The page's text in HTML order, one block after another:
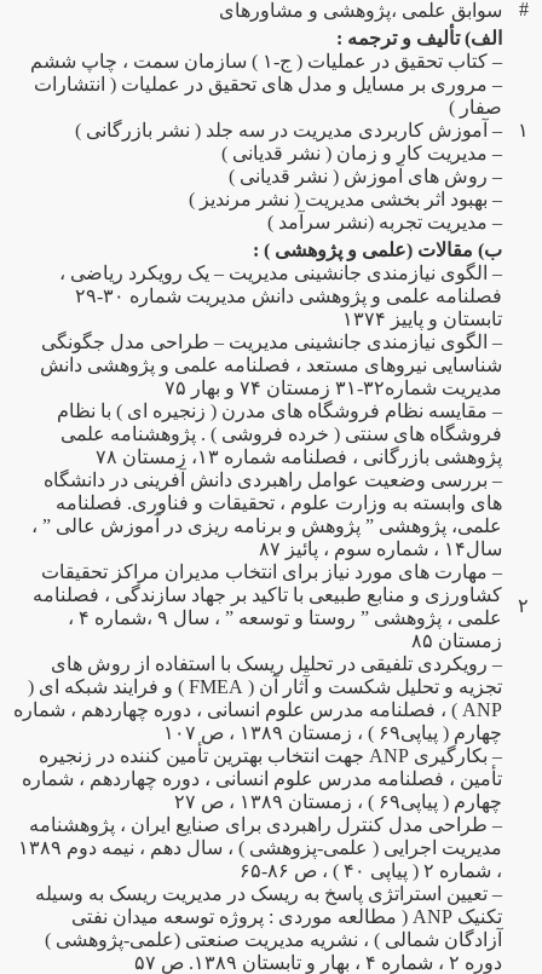
# سوابق علمی ،پژوهشی و مشاورهای
۱
الف) تألیف و ترجمه :
– کتاب تحقیق در عملیات ( ج-۱ ) سازمان سمت ، چاپ ششم
– مروری بر مسایل و مدل های تحقیق در عملیات ( انتشارات
صفار )
– آموزش کاربردی مدیریت در سه جلد ( نشر بازرگانی )
– مدیریت کار و زمان ( نشر قدیانی )
– روش های آموزش ( نشر قدیانی )
– بهبود اثر بخشی مدیریت ( نشر مرندیز )
– مدیریت تجربه (نشر سرآمد )
۲
ب) مقالات (علمی و پژوهشی ) :
– الگوی نیازمندی جانشینی مدیریت – یک رویکرد ریاضی ،
فصلنامه علمی و پژوهشی دانش مدیریت شماره ۳۰-۲۹
تابستان و پاییز ۱۳۷۴
– الگوی نیازمندی جانشینی مدیریت – طراحی مدل جگونگی
شناسایی نیروهای مستعد ، فصلنامه علمی و پژوهشی دانش
مدیریت شماره۳۲-۳۱ زمستان ۷۴ و بهار ۷۵
– مقایسه نظام فروشگاه های مدرن ( زنجیره ای ) با نظام
فروشگاه های سنتی ( خرده فروشی ) . پژوهشنامه علمی
پژوهشی بازرگانی ، فصلنامه شماره ۱۳، زمستان ۷۸
– بررسی وضعیت عوامل راهبردی دانش آفرینی در دانشگاه
های وابسته به وزارت علوم ، تحقیقات و فناوری. فصلنامه
علمی، پژوهشی ” پژوهش و برنامه ریزی در آموزش عالی ” ،
سال۱۴ ، شماره سوم ، پائیز ۸۷
– مهارت های مورد نیاز برای انتخاب مدیران مراکز تحقیقات
کشاورزی و منابع طبیعی با تاکید بر جهاد سازندگی ، فصلنامه
علمی ، پژوهشی ” روستا و توسعه ” ، سال ۹ ،شماره ۴ ،
زمستان ۸۵
– رویکردی تلفیقی در تحلیل ریسک با استفاده از روش های
تجزیه و تحلیل شکست و آثار آن ( FMEA ) و فرایند شبکه ای (
ANP ) ، فصلنامه مدرس علوم انسانی ، دوره چهاردهم ، شماره
چهارم ( پیاپی۶۹ ) ، زمستان ۱۳۸۹ ، ص ۱۰۷
– بکارگیری ANP جهت انتخاب بهترین تأمین کننده در زنجیره
تأمین ، فصلنامه مدرس علوم انسانی ، دوره چهاردهم ، شماره
چهارم ( پیاپی۶۹ ) ، زمستان ۱۳۸۹ ، ص ۲۷
– طراحی مدل کنترل راهبردی برای صنایع ایران ، پژوهشنامه
مدیریت اجرایی ( علمی-پزوهشی ) ، سال دهم ، نیمه دوم ۱۳۸۹
، شماره ۲ ( پیاپی ۴۰ ) ، ص ۸۶-۶۵
– تعیین استراتژی پاسخ به ریسک در مدیریت ریسک به وسیله
تکنیک ANP ( مطالعه موردی : پروژه توسعه میدان نفتی
آزادگان شمالی ) ، نشریه مدیریت صنعتی (علمی-پژوهشی )
دوره ۲ ، شماره ۴ ، بهار و تابستان ۱۳۸۹. ص ۵۷